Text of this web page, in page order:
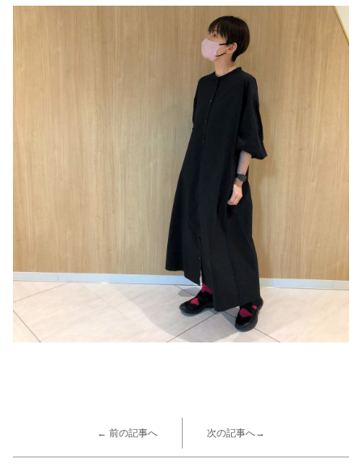
← 前の記事へ 次の記事へ→